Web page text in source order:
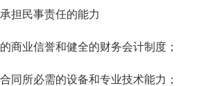
担民事责任的能力
商业信誉和健全的财务会计制度；
同所必需的设备和专业技术能力；